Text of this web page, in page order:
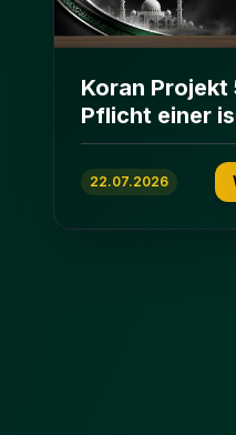
Koran Projekt
Pflicht einer
ʿImrān 103-112
22.07.2026